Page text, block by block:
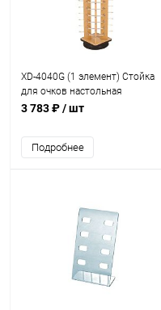
XD-4040G (1 элемент) Стойка
для очков настольная
вращающаяся, вместимость 40
3 783 ₽/ шт
Подробнее